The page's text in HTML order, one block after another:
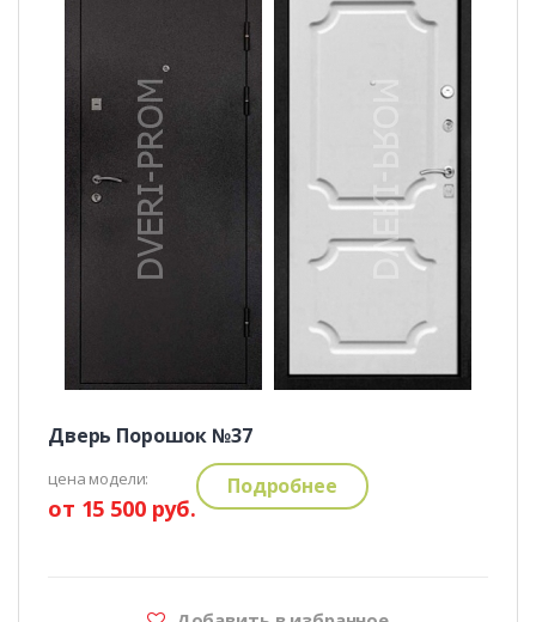
Дверь Порошок №37
цена модели:
от 15 500 руб.
Подробнее